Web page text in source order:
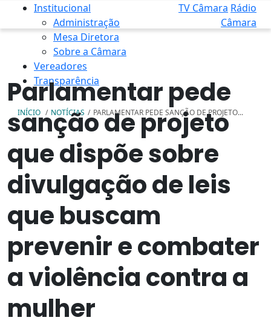
Institucional
Administração
Mesa Diretora
Sobre a Câmara
Vereadores
Transparência
TV Câmara Rádio
Câmara
INÍCIO / NOTÍCIAS / PARLAMENTAR PEDE SANÇÃO DE PROJETO...
Parlamentar pede
sanção de projeto
que dispõe sobre
divulgação de leis
que buscam
prevenir e combater
a violência contra a
mulher